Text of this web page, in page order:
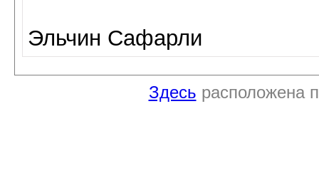
Эльчин Сафарли
Здесь расположена